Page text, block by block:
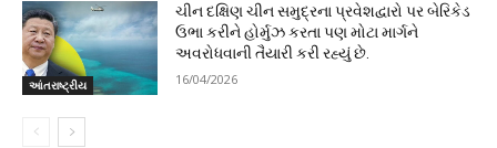
આંતરાષ્ટ્રીય
ચીન દક્ષિણ ચીન સમુદ્રના પ્રવેશદ્વારો પર બેરિકેડ
ઉભા કરીને હોર્મુઝ કરતા પણ મોટા માર્ગને
અવરોધવાની તૈયારી કરી રહ્યું છે.
16/04/2026